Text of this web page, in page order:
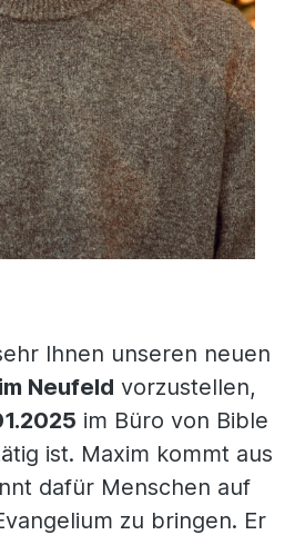
Ihnen unseren neuen
Neufeld vorzustellen,
im Büro von Bible
ist. Maxim kommt aus
dafür Menschen auf
zu bringen. Er